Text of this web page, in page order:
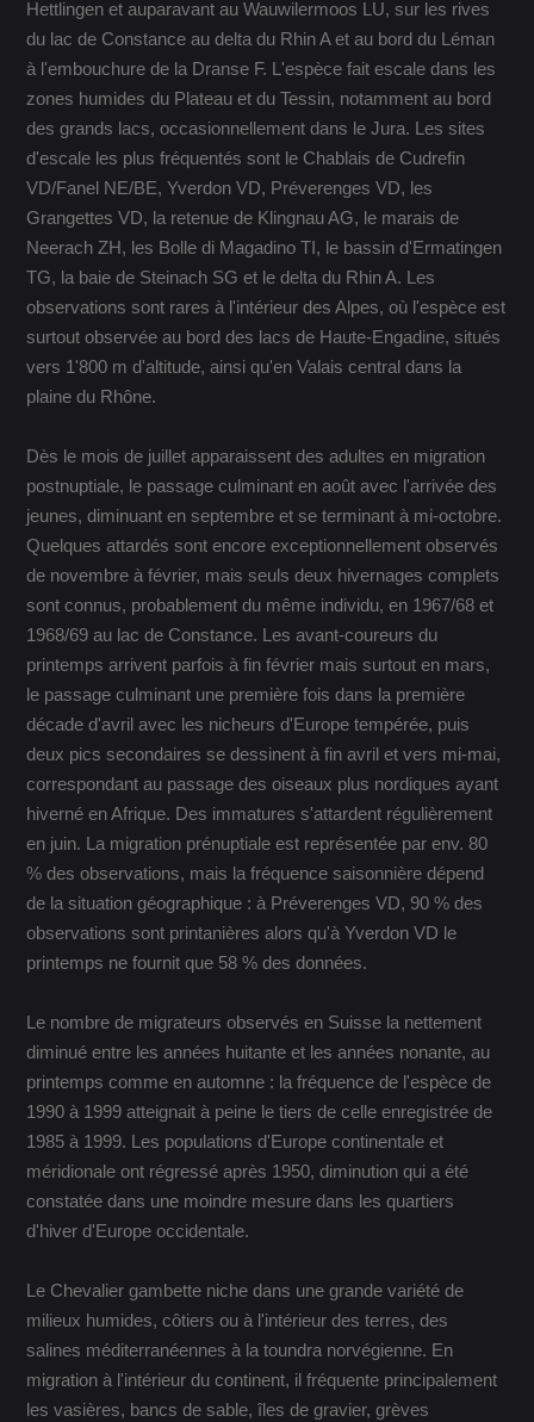
Hettlingen et auparavant au Wauwilermoos LU, sur les rives
du lac de Constance au delta du Rhin A et au bord du Léman
à l'embouchure de la Dranse F. L'espèce fait escale dans les
zones humides du Plateau et du Tessin, notamment au bord
des grands lacs, occasionnellement dans le Jura. Les sites
d'escale les plus fréquentés sont le Chablais de Cudrefin
VD/Fanel NE/BE, Yverdon VD, Préverenges VD, les
Grangettes VD, la retenue de Klingnau AG, le marais de
Neerach ZH, les Bolle di Magadino TI, le bassin d'Ermatingen
TG, la baie de Steinach SG et le delta du Rhin A. Les
observations sont rares à l'intérieur des Alpes, où l'espèce est
surtout observée au bord des lacs de Haute-Engadine, situés
vers 1'800 m d'altitude, ainsi qu'en Valais central dans la
plaine du Rhône.
Dès le mois de juillet apparaissent des adultes en migration
postnuptiale, le passage culminant en août avec l'arrivée des
jeunes, diminuant en septembre et se terminant à mi-octobre.
Quelques attardés sont encore exceptionnellement observés
de novembre à février, mais seuls deux hivernages complets
sont connus, probablement du même individu, en 1967/68 et
1968/69 au lac de Constance. Les avant-coureurs du
printemps arrivent parfois à fin février mais surtout en mars,
le passage culminant une première fois dans la première
décade d'avril avec les nicheurs d'Europe tempérée, puis
deux pics secondaires se dessinent à fin avril et vers mi-mai,
correspondant au passage des oiseaux plus nordiques ayant
hiverné en Afrique. Des immatures s'attardent régulièrement
en juin. La migration prénuptiale est représentée par env. 80
% des observations, mais la fréquence saisonnière dépend
de la situation géographique : à Préverenges VD, 90 % des
observations sont printanières alors qu'à Yverdon VD le
printemps ne fournit que 58 % des données.
Le nombre de migrateurs observés en Suisse la nettement
diminué entre les années huitante et les années nonante, au
printemps comme en automne : la fréquence de l'espèce de
1990 à 1999 atteignait à peine le tiers de celle enregistrée de
1985 à 1999. Les populations d'Europe continentale et
méridionale ont régressé après 1950, diminution qui a été
constatée dans une moindre mesure dans les quartiers
d'hiver d'Europe occidentale.
Le Chevalier gambette niche dans une grande variété de
milieux humides, côtiers ou à l'intérieur des terres, des
salines méditerranéennes à la toundra norvégienne. En
migration à l'intérieur du continent, il fréquente principalement
les vasières, bancs de sable, îles de gravier, grèves